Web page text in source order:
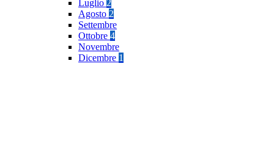
Luglio 2
Agosto 2
Settembre
Ottobre 4
Novembre
Dicembre 1